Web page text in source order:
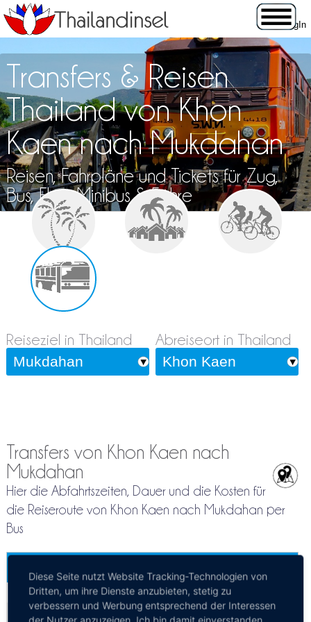
Transfers & Reisen
Thailand von Khon
Kaen nach Mukdahan
Reisen, Fahrpläne und Tickets für Zug,
Bus, Flug, Minibus & Fähre
Reiseziel in Thailand Abreiseort in Thailand
Transfers von Khon Kaen nach
Mukdahan
Hier die Abfahrtszeiten, Dauer und die Kosten für
die Reiseroute von Khon Kaen nach Mukdahan per
Bus
Khon Kaen - Mukdahan
Mehr Infos / Tickets
Bus Khon Kaen - Mukdahan
Diese Seite nutzt Website Tracking-Technologien von
Dritten, um ihre Dienste anzubieten, stetig zu
verbessern und Werbung entsprechend der Interessen